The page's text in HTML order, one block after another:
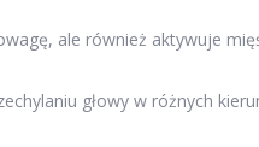
ale również aktywuje
głowy w różnych